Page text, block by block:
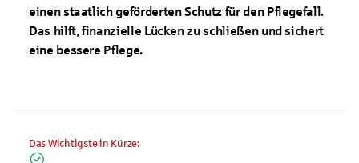
einen staatlich geförderten Schutz für den Pflegefall.
Das hilft, finanzielle Lücken zu schließen und sichert
eine bessere Pflege.
Das Wichtigste in Kürze: